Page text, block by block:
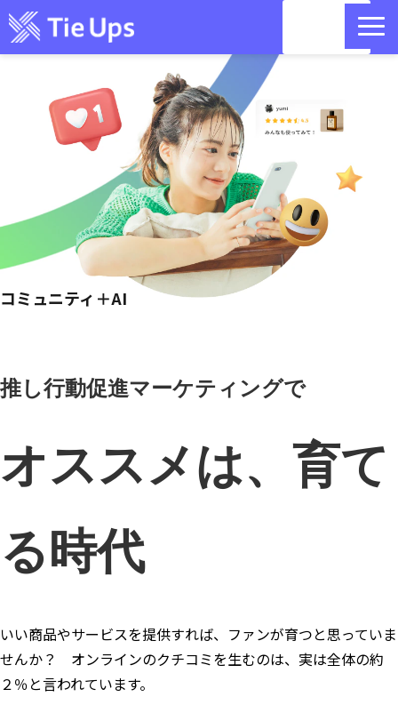
目的別 活用方法｜コミュニティ
リットリンクコラボ｜国内最大400万のインフルエンサー・クリエ
イターデータベース
お問い合わせ
セミナー情報
記事一覧
コミュニティ＋AI
推し行動促進マーケティングで
オススメは、育て
る時代
いい商品やサービスを提供すれば、ファンが育つと思っていま
せんか？ オンラインのクチコミを生むのは、実は全体の約
２％と言われています。